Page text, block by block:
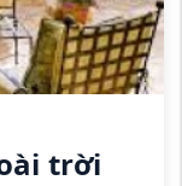
trời